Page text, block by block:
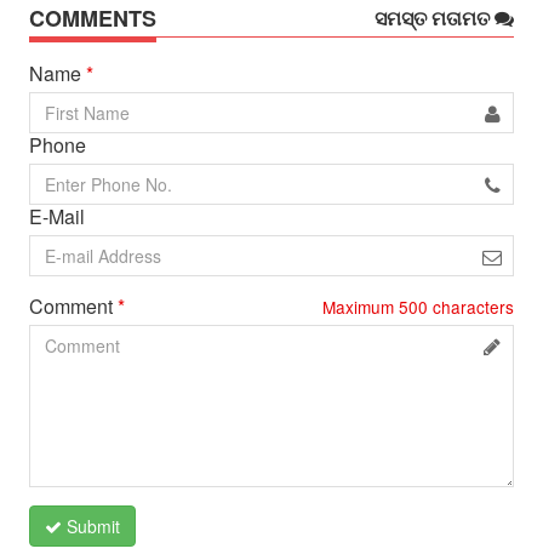
COMMENTS
ସମସ୍ତ ମତାମତ
Name*
Phone
E-Mail
Comment* Maximum 500 characters
Submit